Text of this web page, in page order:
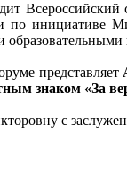
Всероссийский
по инициативе
представляет
знаком «За
с